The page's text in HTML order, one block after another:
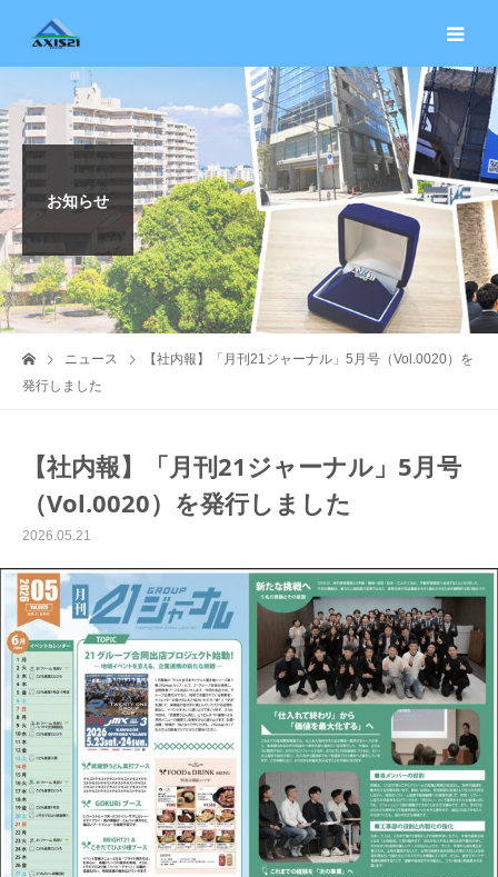
お知らせ
ニュース
【社内報】「月刊21ジャーナル」5月号（Vol.0020）を
発行しました
【社内報】「月刊21ジャーナル」5月号
（Vol.0020）を発行しました
2026.05.21